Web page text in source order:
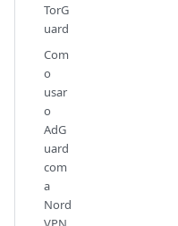
TorG
uard
Com
o
usar
o
AdG
uard
com
a
Nord